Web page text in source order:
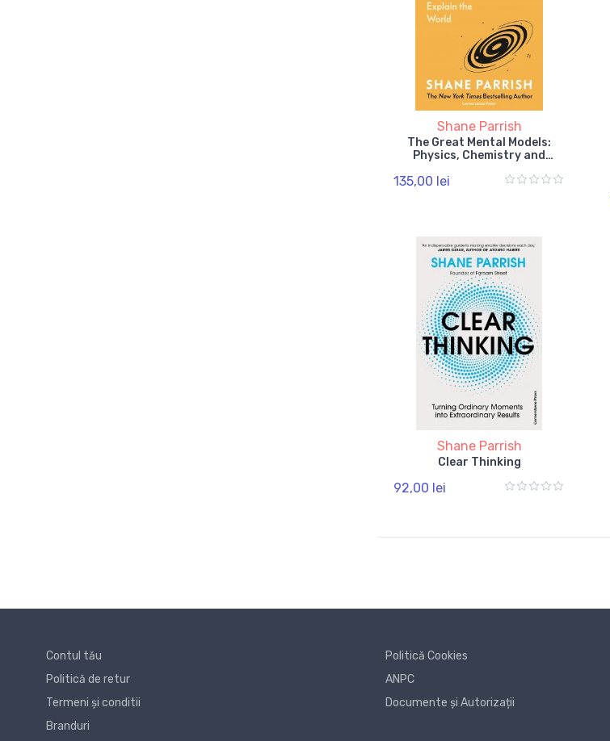
Shane Parrish
The Great Mental Models:
Physics, Chemistry and
135,00 lei
Shane Parrish
Clear Thinking
92,00 lei
Contul tău
Politică de retur
Termeni și conditii
Branduri
Politică Cookies
ANPC
Documente și Autorizații